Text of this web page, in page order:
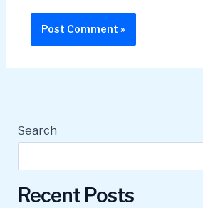
Search
Recent Posts